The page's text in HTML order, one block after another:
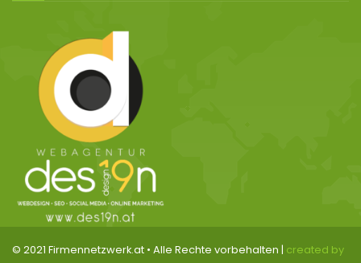
© 2021 Firmennetzwerk.at • Alle Rechte vorbehalten | created by